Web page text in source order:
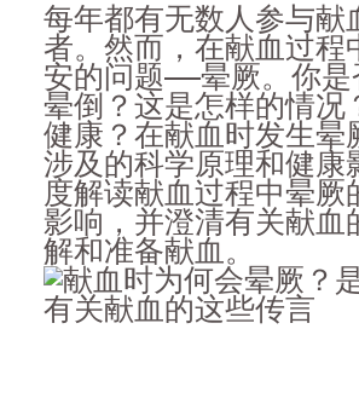
每年都有无数人参与
者。然而，在献血过
安的问题——晕厥。你
晕倒？这是怎样的情
健康？在献血时发生
涉及的科学原理和健
度解读献血过程中晕
影响，并澄清有关献
解和准备献血。